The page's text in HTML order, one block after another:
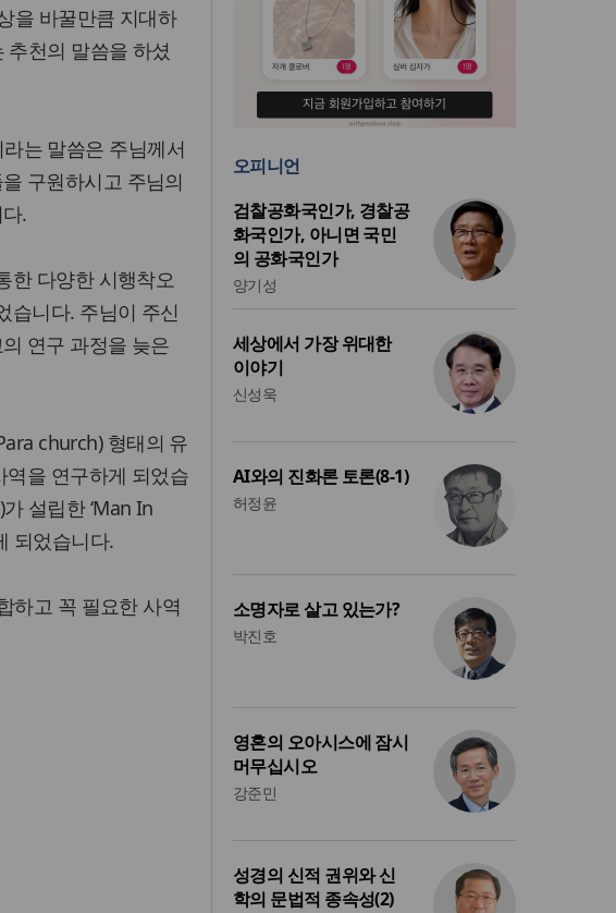
을 바꿀만큼 지대하
천의 말씀을 하셨
는 말씀은 주님께서
구원하시고 주님의
.
한 다양한 시행착오
습니다. 주님이 주신
연구 과정을 늦은
church) 형태의 유
을 연구하게 되었습
설립한 ‘Man In
되었습니다.
하고 꼭 필요한 사역
오피니언
검찰공화국인가, 경찰공
화국인가, 아니면 국민
의 공화국인가
양기성
세상에서 가장 위대한
이야기
신성욱
AI와의 진화론 토론(8-1)
허정윤
소명자로 살고 있는가?
박진호
영혼의 오아시스에 잠시
머무십시오
강준민
성경의 신적 권위와 신
학의 문법적 종속성(2)